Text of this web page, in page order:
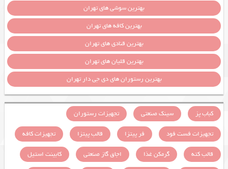
بهترین سوشی های تهران
بهترین کافه های تهران
بهترین قنادی های تهران
بهترین قلیان های تهران
بهترین رستوران های دی جی دار تهران
کباب پز سینک صنعتی
تجهیزات رستوران
تجهیزات فست فود
فر پیتزا قالب پیتزا
تجهیزات کافه
قالب کته
گرمکن غذا اجاق گاز صنعتی
کابینت استیل